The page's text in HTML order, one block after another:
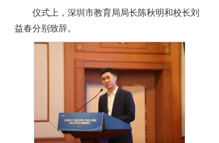
仪式上，深圳市教育局局长陈秋明和校长刘
益春分别致辞。